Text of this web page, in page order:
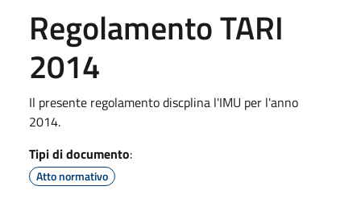
Regolamento TARI
2014
Il presente regolamento discplina l'IMU per l'anno
2014.
Tipi di documento:
Atto normativo